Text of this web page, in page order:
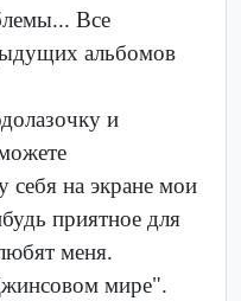
Все
альбомов
и
себя на экране мои
приятное для
меня.
мире".